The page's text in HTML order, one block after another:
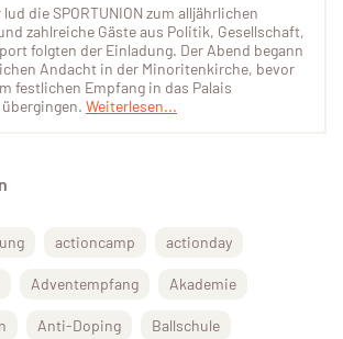
lud die SPORTUNION zum alljährlichen
zahlreiche Gäste aus Politik, Gesellschaft,
folgten der Einladung. Der Abend begann
Andacht in der Minoritenkirche, bevor
festlichen Empfang in das Palais
Weiterlesen...
actioncamp actionday
Adventempfang Akademie
Anti-Doping Ballschule